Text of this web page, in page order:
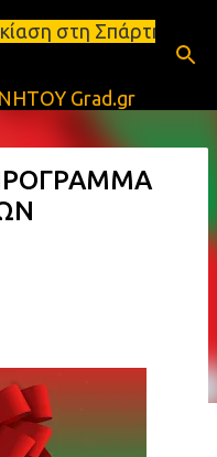
Ενοικιάσεις
Grad.gr